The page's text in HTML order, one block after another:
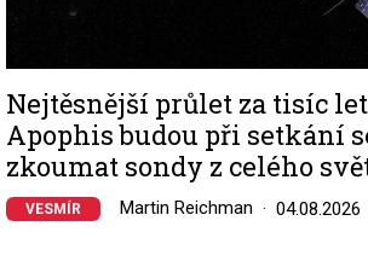
Nejtěsnější průlet za tisíc
Apophis budou při setkání
zkoumat sondy z celého
VESMÍR Martin Reichman 04.08.2026